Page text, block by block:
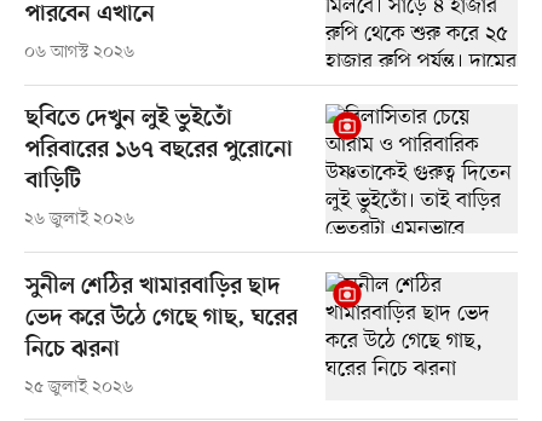
পারবেন এখানে
০৬ আগস্ট ২০২৬
ছবিতে দেখুন লুই ভুইতোঁ
পরিবারের ১৬৭ বছরের পুরোনো
বাড়িটি
২৬ জুলাই ২০২৬
সুনীল শেঠির খামারবাড়ির ছাদ
ভেদ করে উঠে গেছে গাছ, ঘরের
নিচে ঝরনা
২৫ জুলাই ২০২৬